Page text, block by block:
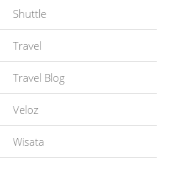
Shuttle
Travel
Travel Blog
Veloz
Wisata